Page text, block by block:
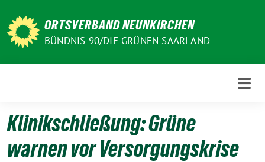
zum
Inhalt
ORTSVERBAND NEUNKIRCHEN
BÜNDNIS 90/DIE GRÜNEN SAARLAND
Klinikschließung: Grüne
warnen vor Versorgungskrise